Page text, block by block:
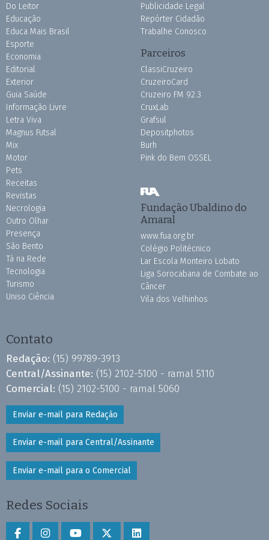
Do Leitor
Educação
Educa Mais Brasil
Esporte
Economia
Editorial
Exterior
Guia Saúde
Informação Livre
Letra Viva
Magnus Futsal
Mix
Motor
Pets
Receitas
Revistas
Necrologia
Outro Olhar
Presença
São Bento
Tá na Rede
Tecnologia
Turismo
Uniso Ciência
Publicidade Legal
Repórter Cidadão
Trabalhe Conosco
Parceiros
ClassiCruzeiro
CruzeiroCard
Cruzeiro FM 92.3
CruxLab
Grafsul
Depositphotos
Burh
Pink do Bem OSSEL
Fundação Ubaldino do
Amaral
www.fua.org.br
Colégio Politécnico
Lar Escola Monteiro Lobato
Liga Sorocabana de Combate ao
Câncer
Vila dos Velhinhos
Contato
Redação: (15) 99789-3913
Central/Assinante: (15) 2102-5100 - ramal 5110
Comercial: (15) 2102-5100 - ramal 5060
Enviar e-mail para Redação
Enviar e-mail para Central/Assinante
Enviar e-mail para o Comercial
Redes Sociais